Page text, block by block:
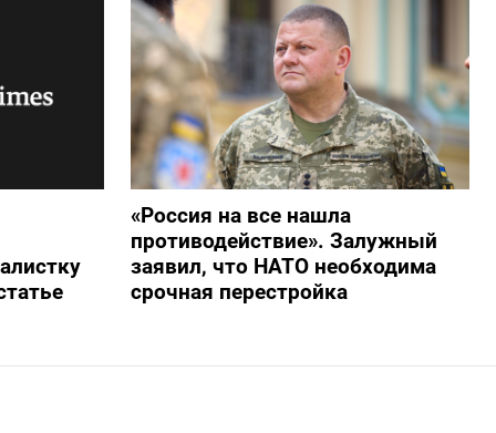
«Россия на все нашла
противодействие». Залужный
заявил, что НАТО необходима
срочная перестройка